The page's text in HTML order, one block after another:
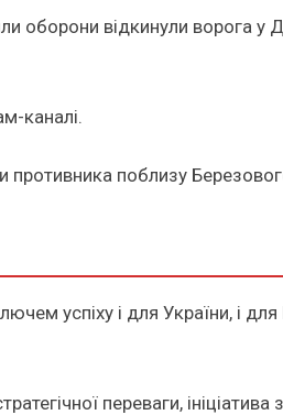
оборони відкинули ворога у
каналі.
поблизу
успіху і для України, і
переваги,